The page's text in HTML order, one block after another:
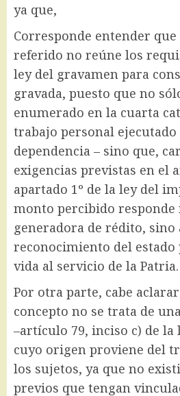
ya que,
Corresponde entender
referido no reúne los
ley del gravamen para
gravada, puesto que no
enumerado en la cuarta
trabajo personal
dependencia – sino que,
exigencias previstas en el
apartado 1º de la ley del
monto percibido responde
generadora de rédito, sino
reconocimiento del estado
vida al servicio de la Patria.
Por otra parte, cabe
concepto no se trata de
–artículo 79, inciso c) de la
cuyo origen proviene del
los sujetos, ya que no
previos que tengan